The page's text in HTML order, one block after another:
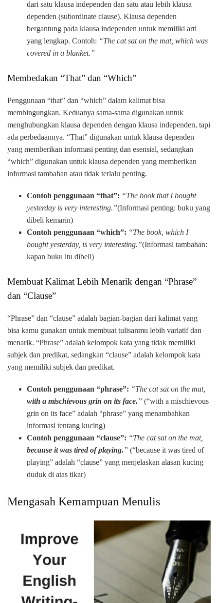
dari satu klausa independen dan satu atau lebih klausa
dependen (subordinate clause). Klausa dependen
bergantung pada klausa independen untuk memiliki arti
yang lengkap. Contoh: “The cat sat on the mat, which was
covered in a blanket.”
Membedakan “That” dan “Which”
Penggunaan “that” dan “which” dalam kalimat bisa
membingungkan. Keduanya sama-sama digunakan untuk
menghubungkan klausa dependen dengan klausa independen, tapi
ada perbedaannya. “That” digunakan untuk klausa dependen
yang memberikan informasi penting dan esensial, sedangkan
“which” digunakan untuk klausa dependen yang memberikan
informasi tambahan atau tidak terlalu penting.
Contoh penggunaan “that”: “The book that I bought
yesterday is very interesting.”(Informasi penting: buku yang
dibeli kemarin)
Contoh penggunaan “which”: “The book, which I
bought yesterday, is very interesting.”(Informasi tambahan:
kapan buku itu dibeli)
Membuat Kalimat Lebih Menarik dengan “Phrase”
dan “Clause”
“Phrase” dan “clause” adalah bagian-bagian dari kalimat yang
bisa kamu gunakan untuk membuat tulisanmu lebih variatif dan
menarik. “Phrase” adalah kelompok kata yang tidak memiliki
subjek dan predikat, sedangkan “clause” adalah kelompok kata
yang memiliki subjek dan predikat.
Contoh penggunaan “phrase”: “The cat sat on the mat,
with a mischievous grin on its face.” (“with a mischievous
grin on its face” adalah “phrase” yang menambahkan
informasi tentang kucing)
Contoh penggunaan “clause”: “The cat sat on the mat,
because it was tired of playing.” (“because it was tired of
playing” adalah “clause” yang menjelaskan alasan kucing
duduk di atas tikar)
Mengasah Kemampuan Menulis